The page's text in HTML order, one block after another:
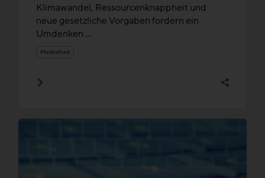
Klimawandel, Ressourcenknappheit und
neue gesetzliche Vorgaben fordern ein
Umdenken ...
Mediathek